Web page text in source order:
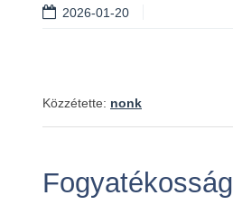
2026-01-20
Közzétette: nonk